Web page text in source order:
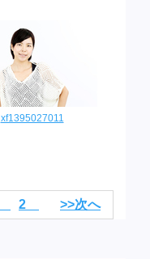
xf1395027011
2 >>次へ